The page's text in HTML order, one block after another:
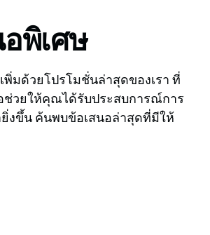
พิเศษ
มด้วยโปรโมชั่นล่าสุดของเรา ที่
ช่วยให้คุณได้รับประสบการณ์การ
งขึ้น ค้นพบข้อเสนอล่าสุดที่มีให้